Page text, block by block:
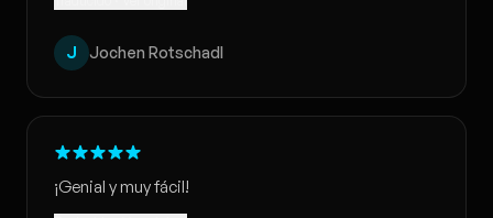
J Jochen Rotschadl
¡Genial y muy fácil!